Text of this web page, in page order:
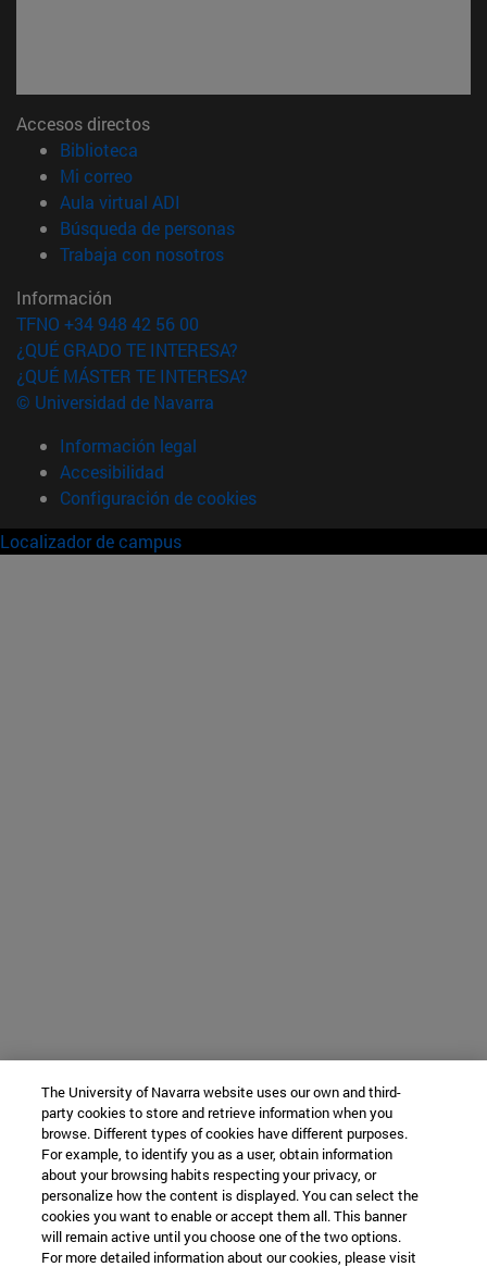
Accesos directos
Biblioteca
Mi correo(abre en nueva ventana)
Aula virtual ADI
Búsqueda de personas(abre en nueva ventana)
Trabaja con nosotros(abre en nueva ventana)
Información
TFNO +34 948 42 56 00
¿QUÉ GRADO TE INTERESA?
¿QUÉ MÁSTER TE INTERESA?
© Universidad de Navarra
Información legal
Accesibilidad
Configuración de cookies
Localizador de campus
The University of Navarra website uses our own and third-
party cookies to store and retrieve information when you
browse. Different types of cookies have different purposes.
For example, to identify you as a user, obtain information
about your browsing habits respecting your privacy, or
personalize how the content is displayed. You can select the
cookies you want to enable or accept them all. This banner
will remain active until you choose one of the two options.
For more detailed information about our cookies, please visit